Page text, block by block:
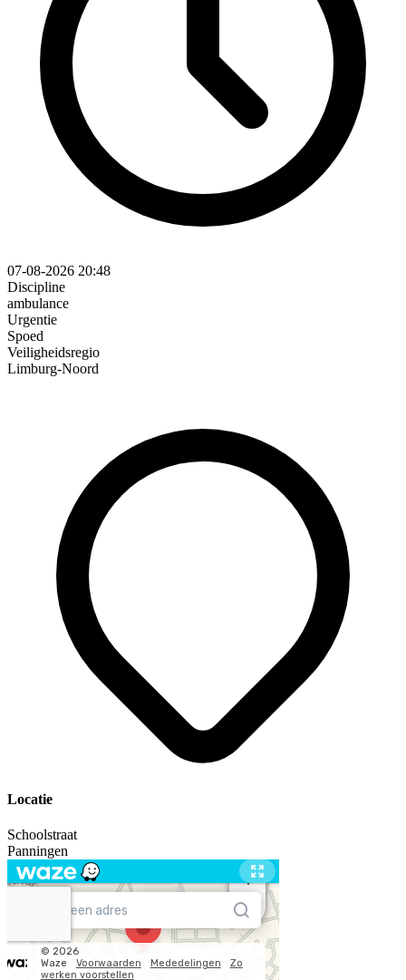
07-08-2026 20:48
Discipline
ambulance
Urgentie
Spoed
Veiligheidsregio
Limburg-Noord
Locatie
Schoolstraat
Panningen